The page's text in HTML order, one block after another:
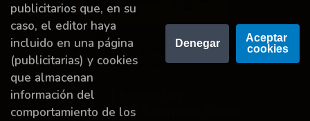
Proyecto financiado por la Dirección General del
Libro y Fomento de la Lectura, Ministerio de
Cultura y Deporte.
publicitarios que, en su
caso, el editor haya
incluido en una página
(publicitarias) y cookies
que almacenan
información del
comportamiento de los
Denegar
Aceptar
cookies